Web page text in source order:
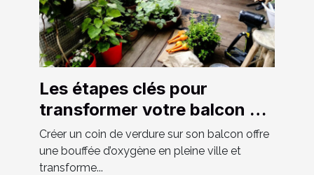
Les étapes clés pour
transformer votre balcon en
un espace vert luxuriant
Créer un coin de verdure sur son balcon offre
une bouffée d’oxygène en pleine ville et
transforme...